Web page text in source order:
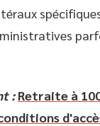
: Retraite à